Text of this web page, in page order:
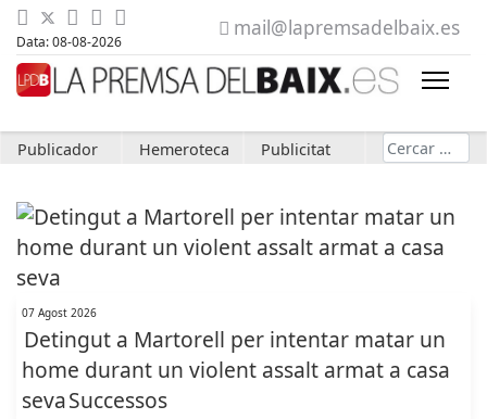
Data: 08-08-2026
mail@lapremsadelbaix.es
Publicador Hemeroteca Publicitat Cerca
07 Agost 2026
Detingut a Martorell per intentar matar un
home durant un violent assalt armat a casa
sevaSuccessos